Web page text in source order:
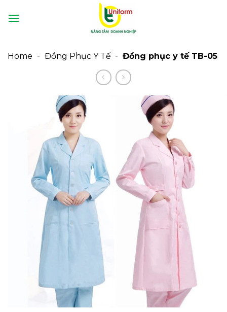
qua
Home - Đồng Phục Y Tế - Đồng phục y tế TB-05